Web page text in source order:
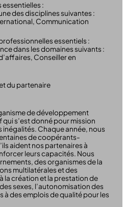
:
des disciplines suivantes :
Communication
essentiels :
dans les domaines suivants :
Conseiller en
du partenaire
de développement
s’est donné pour mission
inégalités. Chaque année, nous
de coopérants-
aident nos partenaires à
leurs capacités. Nous
des organismes de la
multilatérales et des
la création et la prestation de
sexes, l’autonomisation des
à des emplois de qualité pour les